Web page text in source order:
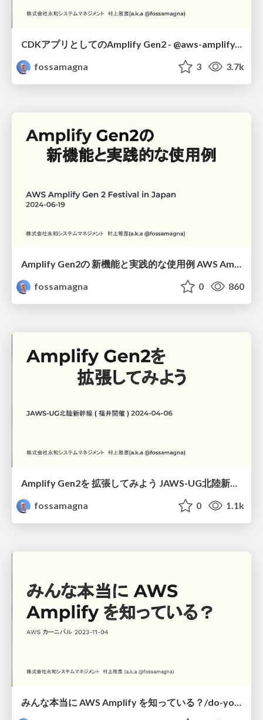
CDKアプリとしてのAmplify Gen2 - @aws-amplify/backendのアーキテクチャにみるCDKベストプラクティス -
fossamagna
3 3.7k
fossamagna
0 860
Amplify Gen2を 拡張してみよう JAWS-UG北陸新幹線 ( 福井開催 ) 2024-04-06/Let's extend Amplify Gen2
fossamagna
0 1.1k
みんな本当に AWS Amplify を知っている？/do-you-really-know-aws-amplify